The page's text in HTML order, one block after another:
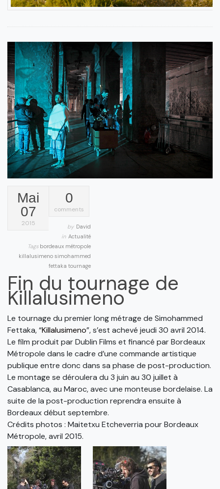
Mai
07
2015
0
comments
by David
in Actualité
Tags bordeaux métropole
killalusimeno simohammed
fettaka tournage
Fin du tournage de
Killalusimeno
Le tournage du premier long métrage de Simohammed
Fettaka, “Killalusimeno”, s’est achevé jeudi 30 avril 2014.
Le film produit par Dublin Films et financé par Bordeaux
Métropole dans le cadre d’une commande artistique
publique entre donc dans sa phase de post-production.
Le montage se déroulera du 3 juin au 30 juillet à
Casablanca, au Maroc, avec une monteuse bordelaise. La
suite de la post-production reprendra ensuite à
Bordeaux début septembre.
Crédits photos : Maitetxu Etcheverria pour Bordeaux
Métropole, avril 2015.